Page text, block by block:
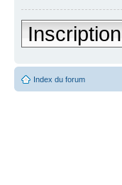
Inscription
Index du forum